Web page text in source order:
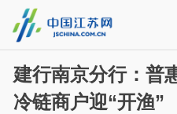
建行南京分行：普
冷链商户迎“开渔”